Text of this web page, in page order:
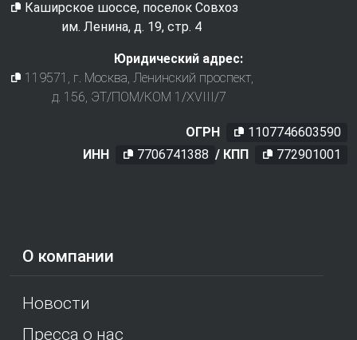
О компании
Новости
Пресса о нас
Каширское шоссе, поселок Совхоз
им. Ленина, д. 19, стр. 4
Юридический адрес:
119571 , г. Москва, Ленинский проспект,
д. 156, ЭТ/ПОМ/КОМ 1/XVIII/7
ОГРН
1107746603590
ИНН
7706741388 / КПП 772901001